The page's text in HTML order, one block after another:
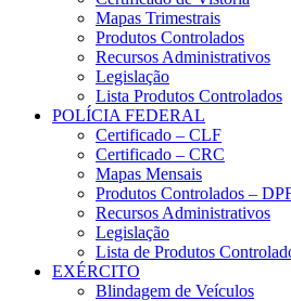
Mapas Trimestrais
Produtos Controlados
Recursos Administrativos
Legislação
Lista Produtos Controlados
POLÍCIA FEDERAL
Certificado – CLF
Certificado – CRC
Mapas Mensais
Produtos Controlados –
Recursos Administrativos
Legislação
Lista de Produtos
EXÉRCITO
Blindagem de Veículos